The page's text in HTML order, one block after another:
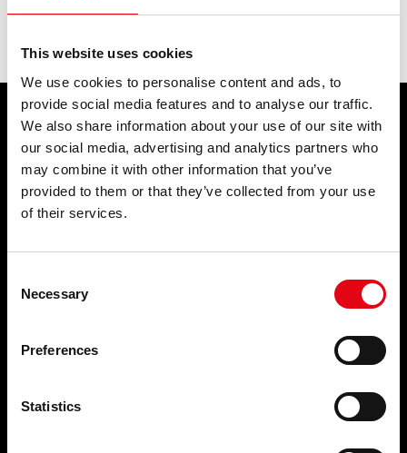
This website uses cookies
We use cookies to personalise content and ads, to
provide social media features and to analyse our traffic.
We also share information about your use of our site with
our social media, advertising and analytics partners who
may combine it with other information that you’ve
provided to them or that they’ve collected from your use
of their services.
Selection
Necessary
Preferences
Statistics
PRODUKTE
Pressfitting-Systeme
Schweiβ und Gewindefittings
Abfluss-Systeme
ANWENDUNGSBEREICHE
Trinkwasser
Feuerlöschsysteme
Solarwärmetechnik
Zivilen anwendungen
NACHRICHTEN &